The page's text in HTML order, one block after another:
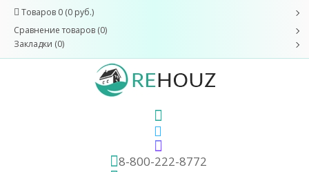
Товаров 0 (0 руб.)
Сравнение товаров (0)
Закладки (0)
8-800-222-8772